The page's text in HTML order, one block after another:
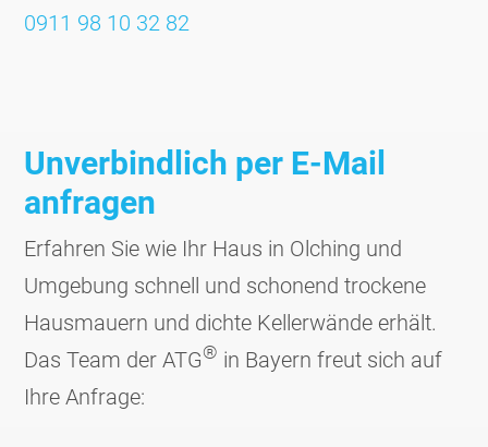
0911 98 10 32 82
Unverbindlich per E-Mail
anfragen
Erfahren Sie wie Ihr Haus in Olching und
Umgebung schnell und schonend trockene
Haus­mauern und dichte Keller­wände erhält.
Das Team der ATG® in Bayern freut sich auf
Ihre Anfrage: